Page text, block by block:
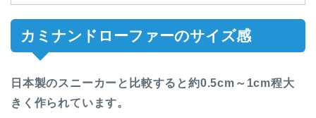
カミナンドローファーのサイズ感
日本製のスニーカーと比較すると約0.5cm～1cm程大
きく作られています。